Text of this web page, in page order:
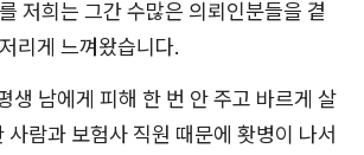
저희는 그간 수많은 의뢰인분들을 곁
리게 느껴왔습니다.
생 남에게 피해 한 번 안 주고 바르게 살
사람과 보험사 직원 때문에 홧병이 나서